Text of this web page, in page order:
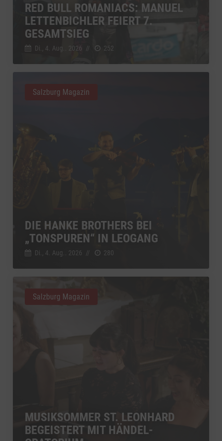
RED BULL ROMANIACS: MANUEL
LETTENBICHLER FEIERT 7.
GESAMTSIEG
Di., 4. Aug.. 2026 // 252
DIE HANKE BROTHERS BEI
„TONSPUREN“ IN LEOGANG
Di., 4. Aug.. 2026 // 280
Salzburg Magazin
MUSIKSOMMER ST. LEONHARD
BEGEISTERT MIT HÄNDEL-
Salzburg Magazin